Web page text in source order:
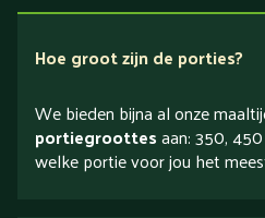
Hoe groot zijn de porties?
We bieden bijna al onze
portiegroottesaan: 350,
welke portie voor jou het